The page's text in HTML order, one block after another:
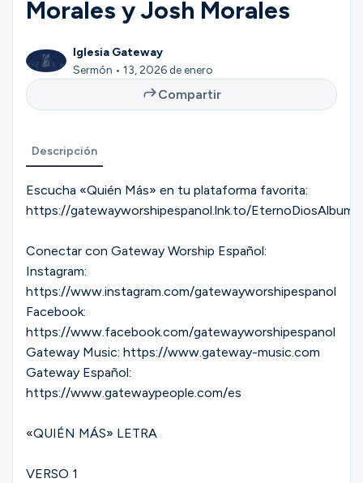
Grupos
Español
Morales y Josh Morales
Iglesia Gateway
Sermón • 13, 2026 de enero
Compartir
Descripción
Escucha «Quién Más» en tu plataforma favorita:
https://gatewayworshipespanol.lnk.to/EternoDiosAlbum
Conectar con Gateway Worship Español:
Instagram:
https://www.instagram.com/gatewayworshipespanol
Facebook:
https://www.facebook.com/gatewayworshipespanol
Gateway Music: https://www.gateway-music.com
Gateway Español:
https://www.gatewaypeople.com/es
«QUIÉN MÁS» LETRA
VERSO 1